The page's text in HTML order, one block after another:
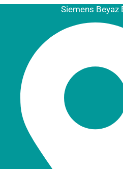
Siemens Beyaz